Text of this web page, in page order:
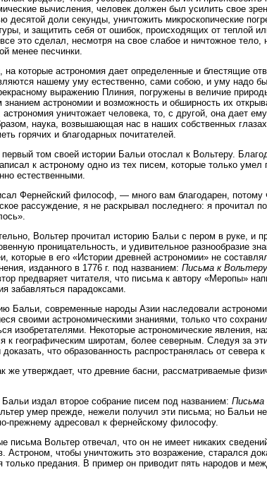
вычисления, человек должен был усилить свое
десятой доли секунды, уничтожить микроскопические
и защитить себя от ошибок, происходящих от теплой
это сделал, несмотря на свое слабое и ничтожное
менее песчинки.
на которые астрономия дает определенные и блестящие
нашему уму естественно, сами собою, и уму надо
выражению Плиния, погружены в величие
знанием астрономии и возможность и обширность их
астрономия уничтожает человека, то, с другой, она дает
наука, возвышающая нас в наших собственных
горячих и благодарных почитателей.
первый том своей истории Бальи отослал к Вольтеру.
к астроному одно из тех писем, которые только
естественными.
Фернейский философ, — много вам благодарен, потому
рассуждение, я не раскрывал последнего: я прочитал
Вольтер прочитал историю Бальи с пером в руке, и
проницательность, и удивительное разнообразие
которые в его «Истории древней астрономии» не
изданного в 1776 г. под названием: Письма к
предваряет читателя, что письма к автору «Меропы»
забавляться парадоксами.
Бальи, современные народы Азии наследовали
своими астрономическими знаниями, только что
изобретателями. Некоторые астрономические явления,
к географическим широтам, более северным. Следуя за
что образованность распространялась от севера к
же утверждает, что древние басни, рассматриваемые
Бальи издал второе собрание писем под названием: Письма
умер прежде, нежели получил эти письма; но Бальи
прежнему адресовал к фернейскому философу.
письма Вольтер отвечал, что он не имеет никаких
Астроном, чтобы уничтожить это возражение, старался
только предания. В пример он приводит пять народов и